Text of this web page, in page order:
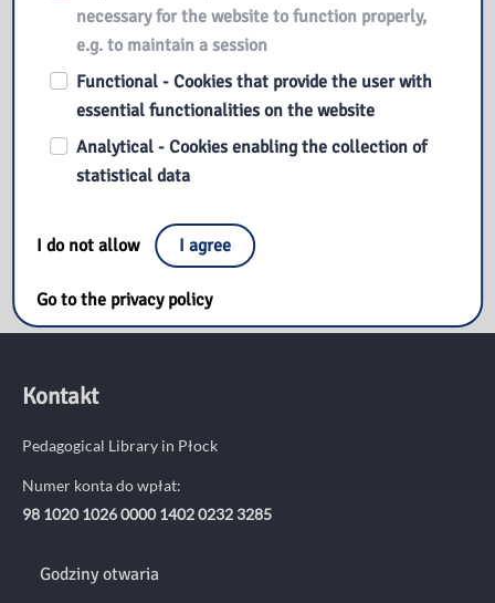
Prezent na sierpień od IBUK Libra
Budżet Obywatelski Mazowsza
Lipiec 2026
Uroczysta Gala z okazji 50. rocznicy Wydarzeń Czerwca ’76
w Płocku
Kontakt
Pedagogical Library in Płock
Numer konta do wpłat:
98 1020 1026 0000 1402 0232 3285
Godziny otwaria
necessary for the website to function properly,
e.g. to maintain a session
Functional - Cookies that provide the user with
essential functionalities on the website
Analytical - Cookies enabling the collection of
statistical data
I do not allow I agree
Go to the privacy policy